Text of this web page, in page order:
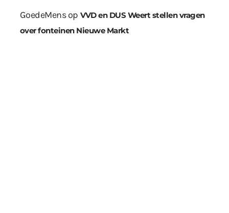
GoedeMensop VVD en DUS Weert stellen vragen
over fonteinen Nieuwe Markt